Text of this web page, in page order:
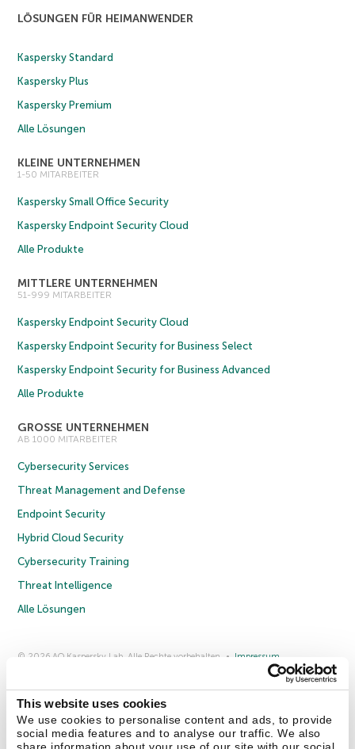
This website uses cookies
We use cookies to personalise content and ads, to provide
social media features and to analyse our traffic. We also
LÖSUNGEN FÜR HEIMANWENDER
Kaspersky Standard
Kaspersky Plus
Kaspersky Premium
Alle Lösungen
KLEINE UNTERNEHMEN
1-50 MITARBEITER
Kaspersky Small Office Security
Kaspersky Endpoint Security Cloud
Alle Produkte
MITTLERE UNTERNEHMEN
51-999 MITARBEITER
Kaspersky Endpoint Security Cloud
Kaspersky Endpoint Security for Business Select
Kaspersky Endpoint Security for Business Advanced
Alle Produkte
GROSSE UNTERNEHMEN
AB 1000 MITARBEITER
Cybersecurity Services
Threat Management and Defense
Endpoint Security
Hybrid Cloud Security
Cybersecurity Training
Threat Intelligence
Alle Lösungen
© 2026 AO Kaspersky Lab. Alle Rechte vorbehalten.
Impressum
Lizenzvereinbarung B2B
Kontakt Über uns Partner Blog
Weitere Informationen